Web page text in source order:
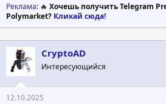
Реклама: 🔥 Хочешь получить Telegram
Polymarket? Кликай сюда!
CryptoAD
Интересующийся
12.10.2025